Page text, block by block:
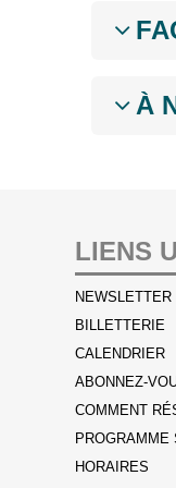
À
LIENS
NEWSLETTER
BILLETTERIE
CALENDRIER
ABONNEZ-
COMMENT
PROGRAMME
HORAIRES